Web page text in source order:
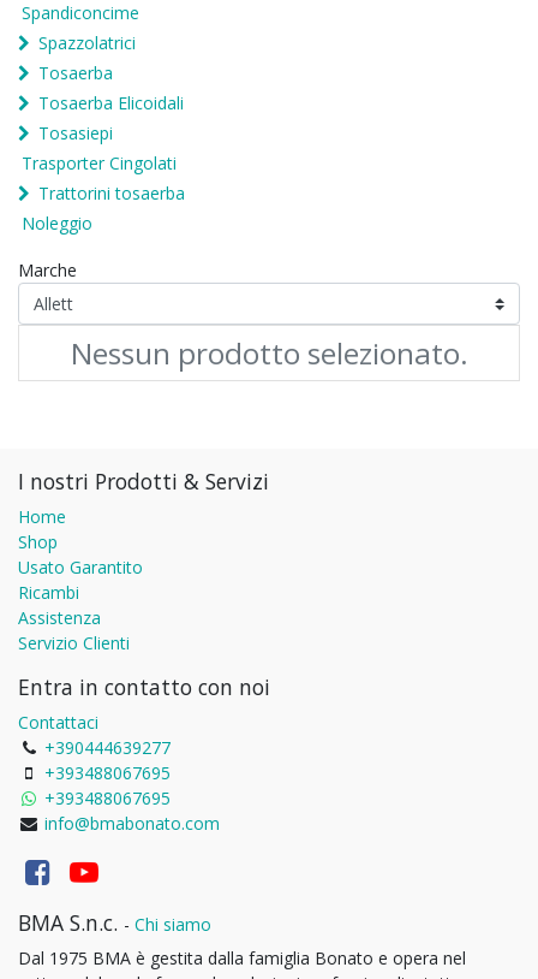
Spandiconcime
Spazzolatrici
Tosaerba
Tosaerba Elicoidali
Tosasiepi
Trasporter Cingolati
Trattorini tosaerba
Noleggio
Marche
Nessun prodotto selezionato.
I nostri Prodotti & Servizi
Home
Shop
Usato Garantito
Ricambi
Assistenza
Servizio Clienti
Entra in contatto con noi
Contattaci
+390444639277
+393488067695
+393488067695
info@bmabonato.com
BMA S.n.c. - Chi siamo
Dal 1975 BMA è gestita dalla famiglia Bonato e opera nel